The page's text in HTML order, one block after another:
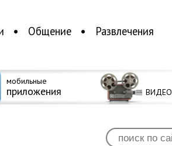
Общение Развлечения
мобильные
приложения ВИДЕО